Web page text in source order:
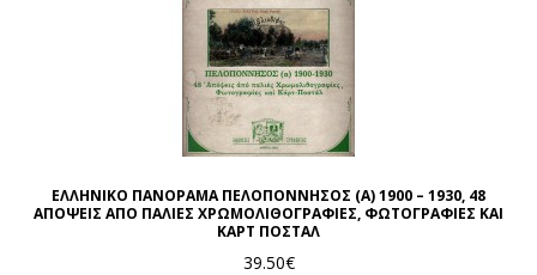
ΕΛΛΗΝΙΚΟ ΠΑΝΟΡΑΜΑ ΠΕΛΟΠΟΝΝΗΣΟΣ (Α) 1900 – 1930, 48
ΑΠΟΨΕΙΣ ΑΠΟ ΠΑΛΙΕΣ ΧΡΩΜΟΛΙΘΟΓΡΑΦΙΕΣ, ΦΩΤΟΓΡΑΦΙΕΣ ΚΑΙ
ΚΑΡΤ ΠΟΣΤΑΛ
39.50€